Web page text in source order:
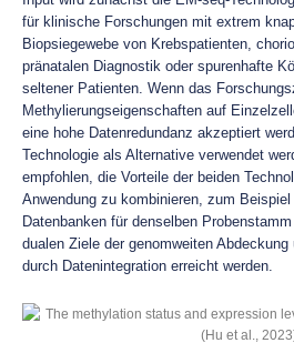
für klinische Forschungen mit extrem
Biopsiegewebe von Krebspatienten,
pränatalen Diagnostik oder spurenhafte
seltener Patienten. Wenn das
Methylierungseigenschaften auf
eine hohe Datenredundanz akzeptiert
Technologie als Alternative verwendet
empfohlen, die Vorteile der beiden
Anwendung zu kombinieren, zum
Datenbanken für denselben
dualen Ziele der genomweiten
durch Datenintegration erreicht werden.